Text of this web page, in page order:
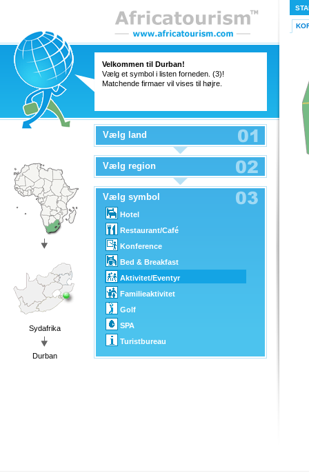
Velkommen til Durban!
Vælg et symbol i listen forneden. (3)!
Matchende firmaer vil vises til højre.
Sydafrika
Durban
Vælg land
Vælg region
Vælg symbol
Hotel
Restaurant/Café
Konference
Bed & Breakfast
Aktivitet/Eventyr
Familieaktivitet
Golf
SPA
Turistbureau